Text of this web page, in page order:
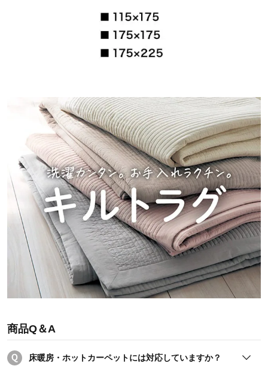
商品Q＆A
床暖房・ホットカーペットには対応していますか？